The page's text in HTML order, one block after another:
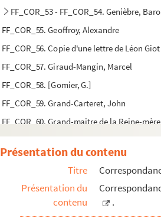
FF_COR_53 - FF_COR_54. Genièbre,
FF_COR_55. Geoffroy, Alexandre
FF_COR_56. Copie d'une lettre de Léon Giot
FF_COR_57. Giraud-Mangin, Marcel
FF_COR_58. [Gomier, G.]
FF_COR_59. Grand-Carteret, John
FF_COR_60. Grand-maitre de la Reine-
FF_COR_61. Granel, Armand
FF_COR_62. Gruau de la Barre, Modeste
FF_COR_63. Gÿsberti-Hodenjÿl, C. F.
FF_COR_64 - FF_COR_65. Hartoy,
Présentation du contenu
Titre
Présentation du
contenu
.